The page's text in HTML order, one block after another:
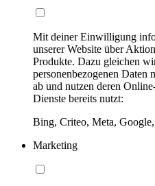
Mit deiner Einwilligung
unserer Website über
Produkte. Dazu gleichen
personenbezogenen Daten
ab und nutzen deren
Dienste bereits nutzt:
Bing, Criteo, Meta,
Marketing